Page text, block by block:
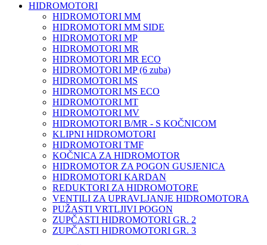
HIDROMOTORI
HIDROMOTORI MM
HIDROMOTORI MM SIDE
HIDROMOTORI MP
HIDROMOTORI MR
HIDROMOTORI MR ECO
HIDROMOTORI MP (6 zuba)
HIDROMOTORI MS
HIDROMOTORI MS ECO
HIDROMOTORI MT
HIDROMOTORI MV
HIDROMOTORI B/MR - S KOČNICOM
KLIPNI HIDROMOTORI
HIDROMOTORI TMF
KOČNICA ZA HIDROMOTOR
HIDROMOTOR ZA POGON GUSJENICA
HIDROMOTORI KARDAN
REDUKTORI ZA HIDROMOTORE
VENTILI ZA UPRAVLJANJE HIDROMOTORA
PUŽASTI VRTLJIVI POGON
ZUPČASTI HIDROMOTORI GR. 2
ZUPČASTI HIDROMOTORI GR. 3